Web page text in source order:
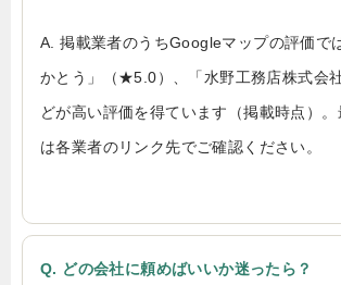
A. 掲載業者のうちGoogleマップの評価で
かとう」（★5.0）、「水野工務店株式会
どが高い評価を得ています（掲載時点）。
は各業者のリンク先でご確認ください。
Q. どの会社に頼めばいいか迷ったら？